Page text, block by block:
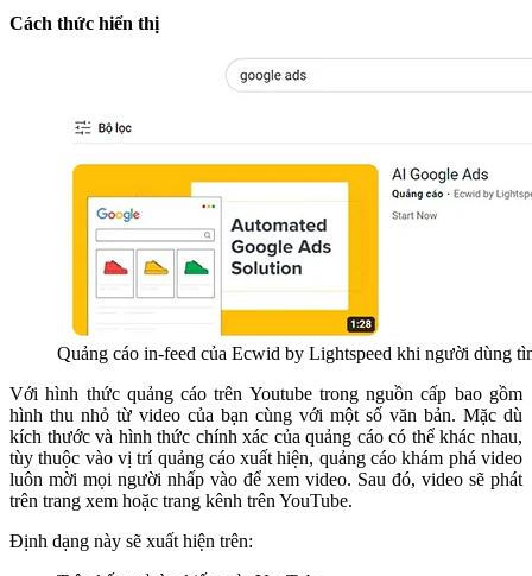
Cách thức hiển thị
Quảng cáo in-feed của Ecwid by Lightspeed khi người dùng
Với hình thức quảng cáo trên Youtube trong nguồn cấp bao gồm
hình thu nhỏ từ video của bạn cùng với một số văn bản. Mặc dù
kích thước và hình thức chính xác của quảng cáo có thể khác nhau,
tùy thuộc vào vị trí quảng cáo xuất hiện, quảng cáo khám phá video
luôn mời mọi người nhấp vào để xem video. Sau đó, video sẽ phát
trên trang xem hoặc trang kênh trên YouTube.
Định dạng này sẽ xuất hiện trên: